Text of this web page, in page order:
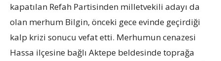
kapatılan Refah Partisinden milletvekili adayı da
olan merhum Bilgin, önceki gece evinde geçirdiği
kalp krizi sonucu vefat etti. Merhumun cenazesi
Hassa ilçesine bağlı Aktepe beldesinde toprağa